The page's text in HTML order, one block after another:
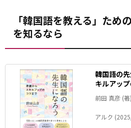
「韓国語を教える」ため
を知るなら
韓国語の
キルアッ
前田 真彦 (著)
アルク